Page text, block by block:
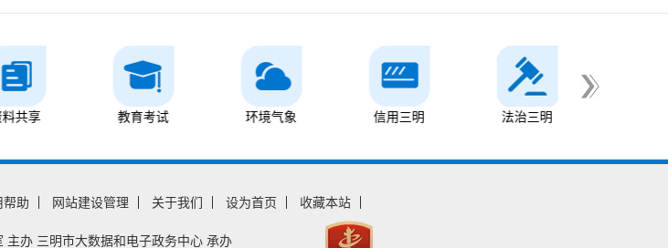
享 教育考试 环境气象 信用三明 法治三明
帮助 网站建设管理 关于我们 设为首页 收藏本站
主办 三明市大数据和电子政务中心 承办